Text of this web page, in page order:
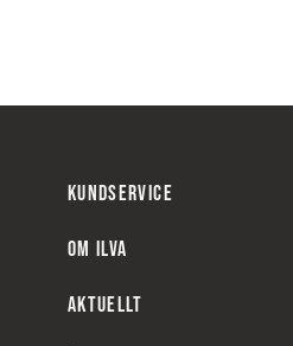
KUNDSERVICE
OM ILVA
AKTUELLT